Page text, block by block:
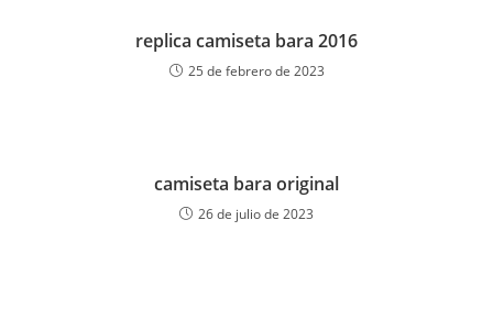
replica camiseta bara 2016
25 de febrero de 2023
camiseta bara original
26 de julio de 2023